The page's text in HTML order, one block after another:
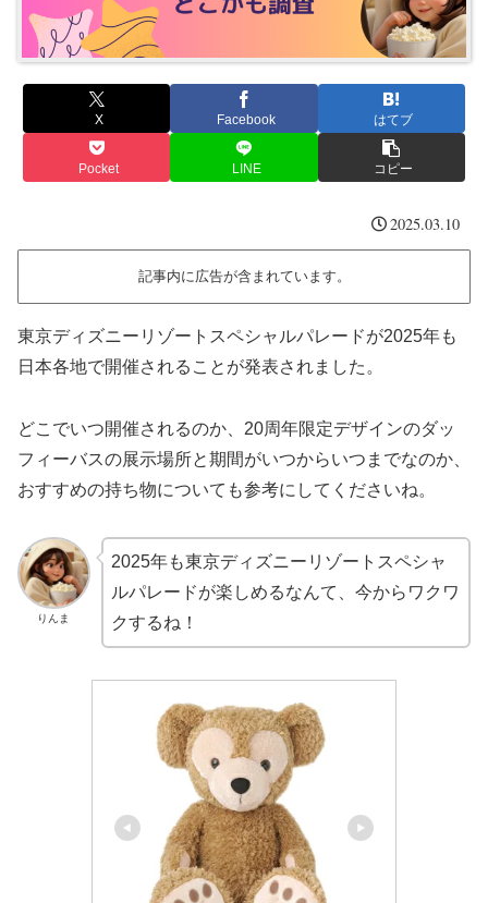
X Facebook はてブ
Pocket LINE コピー
2025.03.10
記事内に広告が含まれています。
東京ディズニーリゾートスペシャルパレードが2025年も
日本各地で開催されることが発表されました。
どこでいつ開催されるのか、20周年限定デザインのダッ
フィーバスの展示場所と期間がいつからいつまでなのか、
おすすめの持ち物についても参考にしてくださいね。
りんま
2025年も東京ディズニーリゾートスペシャ
ルパレードが楽しめるなんて、今からワクワ
クするね！